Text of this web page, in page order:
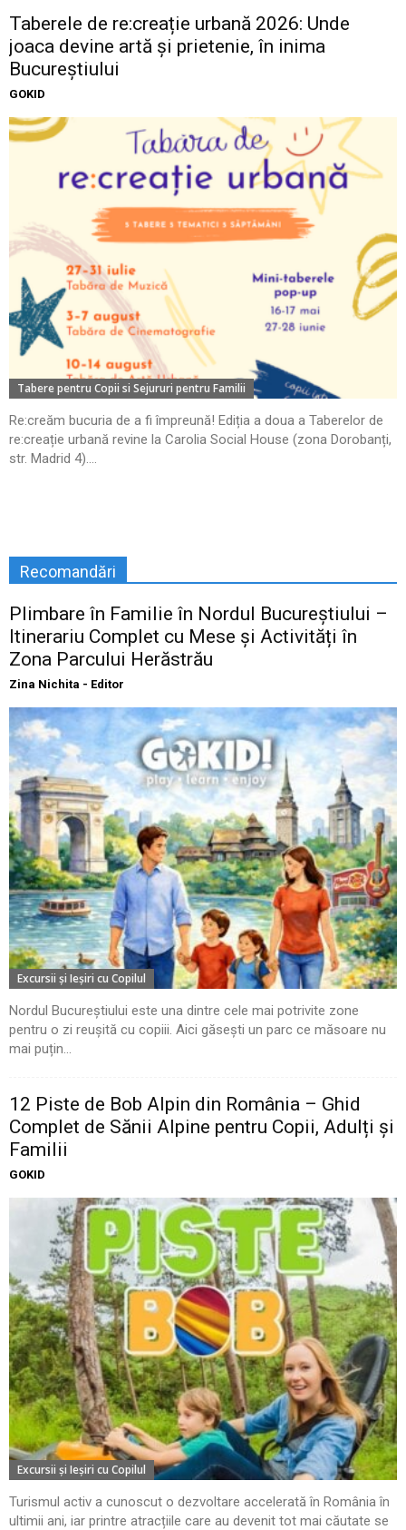
Taberele de re:creație urbană 2026: Unde
joaca devine artă și prietenie, în inima
Bucureștiului
GOKID
Tabere pentru Copii si Sejururi pentru Familii
Re:creăm bucuria de a fi împreună! Ediția a doua a Taberelor de
re:creație urbană revine la Carolia Social House (zona Dorobanți,
str. Madrid 4)....
Recomandări
Plimbare în Familie în Nordul Bucureștiului –
Itinerariu Complet cu Mese și Activități în
Zona Parcului Herăstrău
Zina Nichita - Editor
Excursii şi Ieşiri cu Copilul
Nordul Bucureștiului este una dintre cele mai potrivite zone
pentru o zi reușită cu copiii. Aici găsești un parc ce măsoare nu
mai puțin...
12 Piste de Bob Alpin din România – Ghid
Complet de Sănii Alpine pentru Copii, Adulți și
Familii
GOKID
Excursii şi Ieşiri cu Copilul
Turismul activ a cunoscut o dezvoltare accelerată în România în
ultimii ani, iar printre atracțiile care au devenit tot mai căutate se